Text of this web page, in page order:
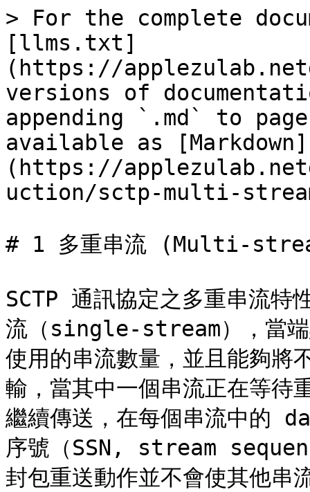
> For the complete
[llms.txt]
(https://
versions of
appending `.md` to
available as [Markdown]
(https://
uction/sctp-multi-
# 1 多重串流 (Multi-
SCTP 通訊協定之多重串流特
流（single-stream），當端
使用的串流數量，並且能夠將
輸，當其中一個串流正在等待
繼續傳送，在每個串流中的
序號（SSN, stream
封包重送動作並不會使其他串